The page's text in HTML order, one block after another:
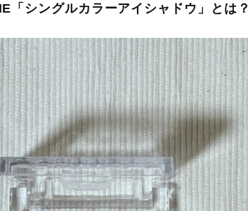
「シングルカラーアイシャドウ」とは？